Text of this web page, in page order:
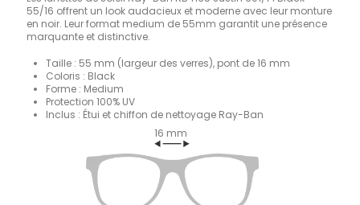
55/16 offrent un look audacieux et moderne avec leur monture
en noir. Leur format medium de 55mm garantit une présence
marquante et distinctive.
Taille : 55 mm (largeur des verres), pont de 16 mm
Coloris : Black
Forme : Medium
Protection 100% UV
Inclus : Étui et chiffon de nettoyage Ray-Ban
16 mm